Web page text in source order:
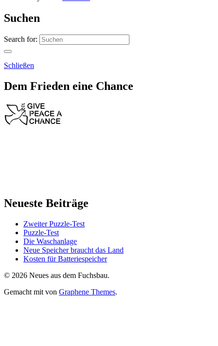
Suchen
Search for:
Schließen
Dem Frieden eine Chance
Neueste Beiträge
Zweiter Puzzle-Test
Puzzle-Test
Die Waschanlage
Neue Speicher braucht das Land
Kosten für Batteriespeicher
© 2026 Neues aus dem Fuchsbau.
Gemacht mit von Graphene Themes.